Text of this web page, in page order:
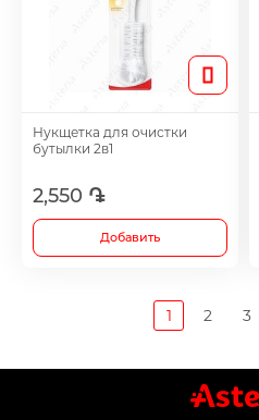
Нукщетка для очистки
бутылки 2в1
2,550 ֏
Добавить
1 2 3